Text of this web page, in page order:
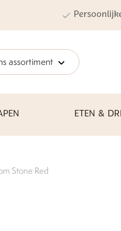
assortiment
ETEN &
Stone Red